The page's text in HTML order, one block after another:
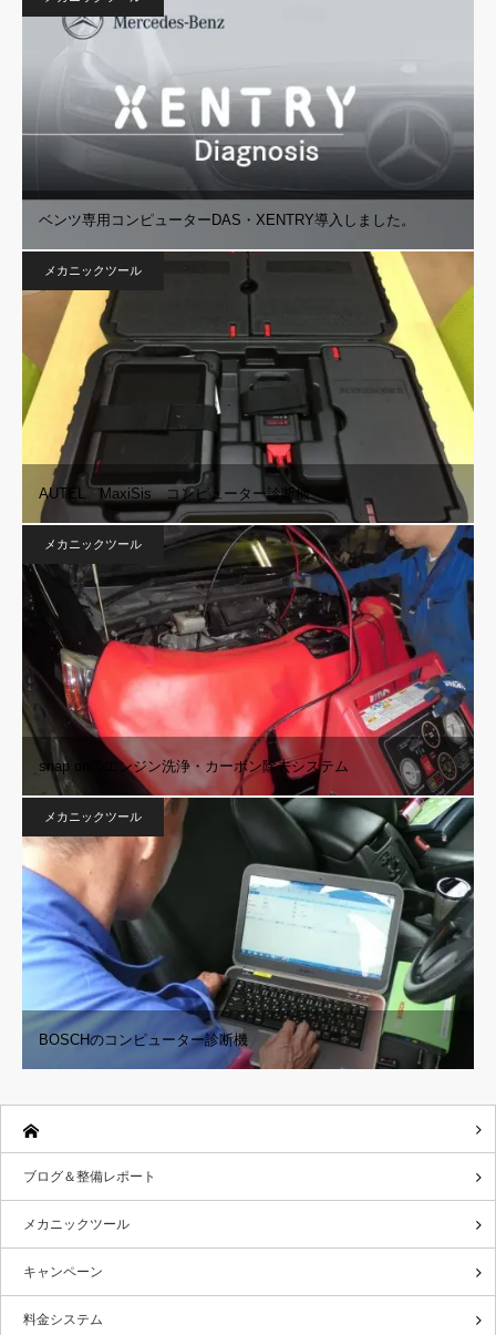
ベンツ専用コンピューターDAS・XENTRY導入しました。
メカニックツール
AUTEL MaxiSis コンピューター診断機
メカニックツール
snap onのエンジン洗浄・カーボン除去システム
メカニックツール
BOSCHのコンピューター診断機
ブログ＆整備レポート
メカニックツール
キャンペーン
料金システム